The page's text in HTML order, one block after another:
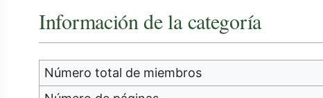
Información de la categoría
Número total de miembros